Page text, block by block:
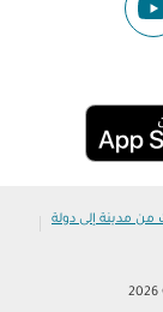
من مدينة إلى دولة |